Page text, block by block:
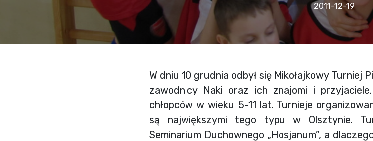
2011-12-19
W dniu 10 grudnia odbył się Mikołajkowy Turniej
zawodnicy Naki oraz ich znajomi i
chłopców w wieku 5-11 lat. Turnieje
są największymi tego typu w Olsztynie.
Seminarium Duchownego „Hosjanum”, a